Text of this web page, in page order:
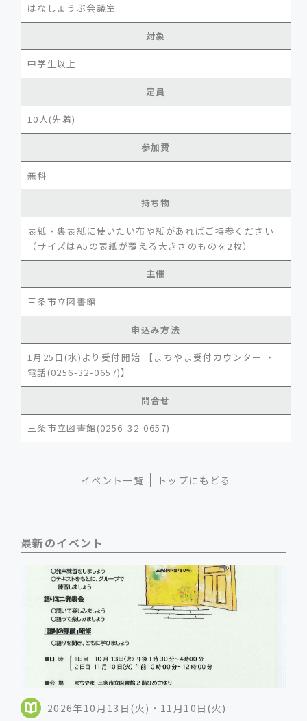
はなしょうぶ会議室
対象
中学生以上
定員
10人(先着)
参加費
無料
持ち物
表紙・裏表紙に使いたい布や紙があればご持参ください
（サイズはA5の表紙が覆える大きさのものを2枚）
主催
三条市立図書館
申込み方法
1月25日(水)より受付開始 【まちやま受付カウンター ・
電話(0256-32-0657)】
問合せ
三条市立図書館(0256-32-0657)
イベント一覧 トップにもどる
最新のイベント
2026年10月13日(火)・11月10日(火)